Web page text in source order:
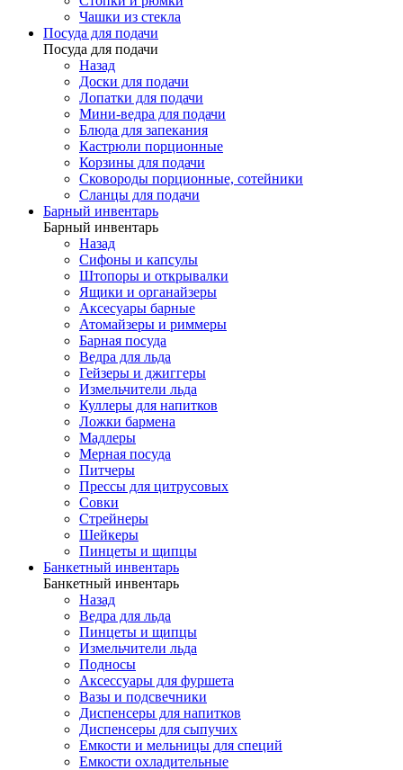
Чашки из стекла
Посуда для подачи
Посуда для подачи
Назад
Доски для подачи
Лопатки для подачи
Мини-ведра для подачи
Блюда для запекания
Кастрюли порционные
Корзины для подачи
Сковороды порционные, сотейники
Сланцы для подачи
Барный инвентарь
Барный инвентарь
Назад
Сифоны и капсулы
Штопоры и открывалки
Ящики и органайзеры
Аксесуары барные
Атомайзеры и риммеры
Барная посуда
Ведра для льда
Гейзеры и джиггеры
Измельчители льда
Куллеры для напитков
Ложки бармена
Мадлеры
Мерная посуда
Питчеры
Прессы для цитрусовых
Совки
Стрейнеры
Шейкеры
Пинцеты и щипцы
Банкетный инвентарь
Банкетный инвентарь
Назад
Ведра для льда
Пинцеты и щипцы
Измельчители льда
Подносы
Аксессуары для фуршета
Вазы и подсвечники
Диспенсеры для напитков
Диспенсеры для сыпучих
Емкости и мельницы для специй
Емкости охладительные